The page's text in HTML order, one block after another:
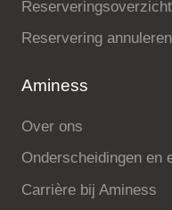
Reserveringsoverzicht
Reservering annuleren
Aminess
Over ons
Onderscheidingen en
Carrière bij Aminess